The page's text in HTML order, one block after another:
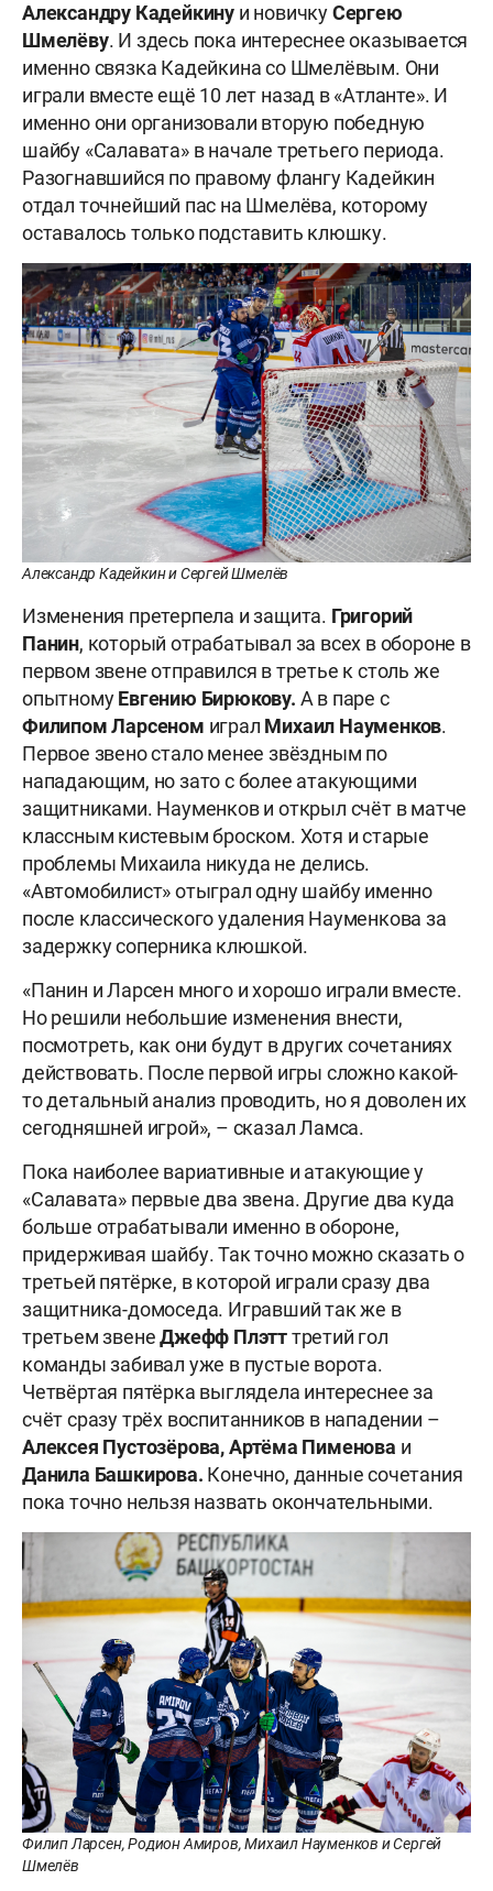
Александру Кадейкину и новичкуСергею
Шмелёву. И здесь пока интереснее оказывается
именно связка Кадейкина со Шмелёвым. Они
играли вместе ещё 10 лет назад в «Атланте». И
именно они организовали вторую победную
шайбу «Салавата» в начале третьего периода.
Разогнавшийся по правому флангу Кадейкин
отдал точнейший пас на Шмелёва, которому
оставалось только подставить клюшку.
Александр Кадейкин и Сергей Шмелёв
Изменения претерпела и защита. Григорий
Панин, который отрабатывал за всех в обороне в
первом звене отправился в третье к столь же
опытномуЕвгению Бирюкову. А в паре с
Филипом Ларсеном играл Михаил Науменков.
Первое звено стало менее звёздным по
нападающим, но зато с более атакующими
защитниками. Науменков и открыл счёт в матче
классным кистевым броском. Хотя и старые
проблемы Михаила никуда не делись.
«Автомобилист» отыграл одну шайбу именно
после классического удаления Науменкова за
задержку соперника клюшкой.
«Панин и Ларсен много и хорошо играли вместе.
Но решили небольшие изменения внести,
посмотреть, как они будут в других сочетаниях
действовать. После первой игры сложно какой-
то детальный анализ проводить, но я доволен их
сегодняшней игрой», – сказал Ламса.
Пока наиболее вариативные и атакующие у
«Салавата» первые два звена. Другие два куда
больше отрабатывали именно в обороне,
придерживая шайбу. Так точно можно сказать о
третьей пятёрке, в которой играли сразу два
защитника-домоседа. Игравший так же в
третьем звенеДжефф Плэтттретий гол
команды забивал уже в пустые ворота.
Четвёртая пятёрка выглядела интереснее за
счёт сразу трёх воспитанников в нападении –
Алексея Пустозёрова,Артёма Пименова и
Данила Башкирова. Конечно, данные сочетания
пока точно нельзя назвать окончательными.
Филип Ларсен, Родион Амиров, Михаил Науменков и Сергей
Шмелёв